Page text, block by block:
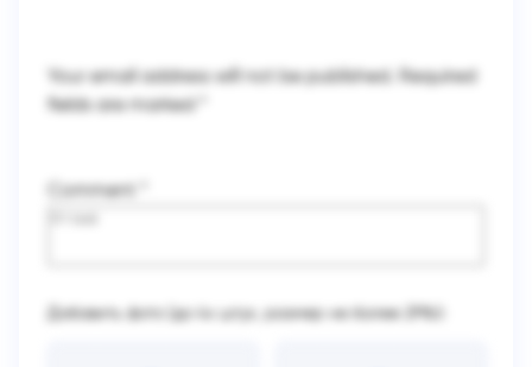
Your email address will not be published.
Required
fields are marked
Comment
Добавить фото (до 4х штук, размер не более 2Mb):